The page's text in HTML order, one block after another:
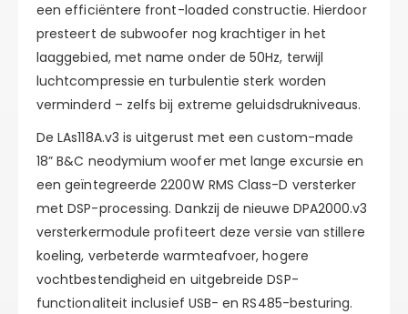
een efficiëntere front-loaded constructie. Hierdoor
presteert de subwoofer nog krachtiger in het
laaggebied, met name onder de 50Hz, terwijl
luchtcompressie en turbulentie sterk worden
verminderd – zelfs bij extreme geluidsdrukniveaus.
De LAs118A.v3 is uitgerust met een custom-made
18” B&C neodymium woofer met lange excursie en
een geïntegreerde 2200W RMS Class-D versterker
met DSP-processing. Dankzij de nieuwe DPA2000.v3
versterkermodule profiteert deze versie van stillere
koeling, verbeterde warmteafvoer, hogere
vochtbestendigheid en uitgebreide DSP-
functionaliteit inclusief USB- en RS485-besturing.